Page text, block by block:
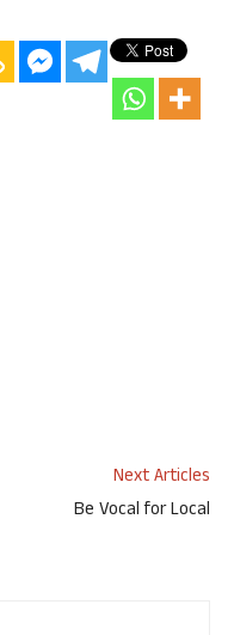
Next Articles
Be Vocal for Local